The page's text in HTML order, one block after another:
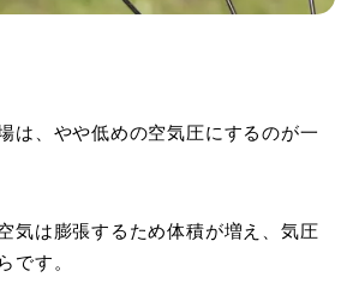
は、やや低めの空気圧にするのが一
気は膨張するため体積が増え、気圧
です。